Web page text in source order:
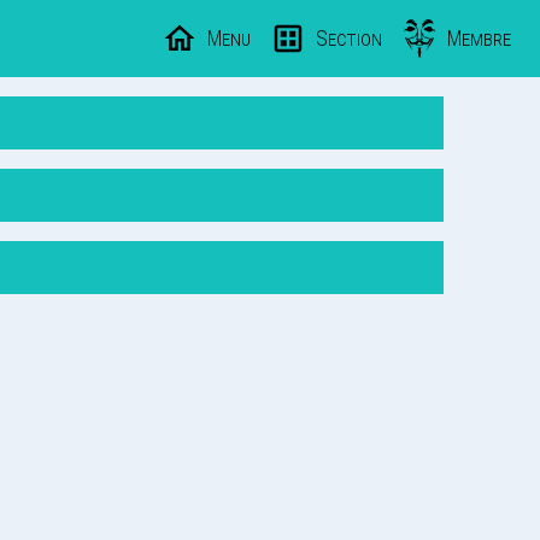
Menu Section Membre